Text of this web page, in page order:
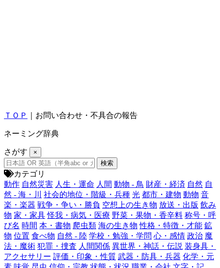
ＴＯＰ ｜お問い合わせ・不具合の報告
ネーミング辞典
さがす ×
カテゴリ
動作 自然災害 人生・運命 人間 動物 - 鳥 財産・経済 自然 自
然 - 海・川
社会的地位・階級・兵種 光 都市・建物 動物 音
楽・楽器 戦争・争い・勝負 空想上の生き物 放送・出版 飲み
物 家・家具 怪我・病気・医療 野菜・果物・香辛料 称号・呼
び名 時間 本・書物 爬虫類 海の生き物 性格・特徴・才能 鉱
物 位置 食べ物 自然 - 陸 学校・勉強・学問 心・感情 政治 魔
法・魔術 犯罪・捜査 人間関係 異世界・神話・伝説 装身具・
アクセサリー 評価・印象・性質 武器・防具・兵器 化学・元